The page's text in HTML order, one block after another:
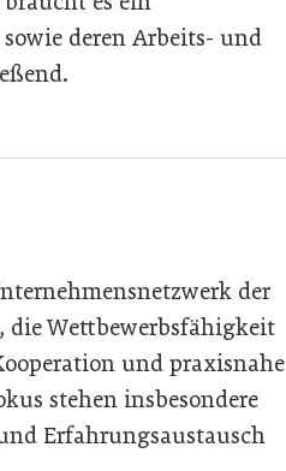
deren Arbeits- und
der
die Wettbewerbsfähigkeit
und praxisnahe
stehen insbesondere
Erfahrungsaustausch